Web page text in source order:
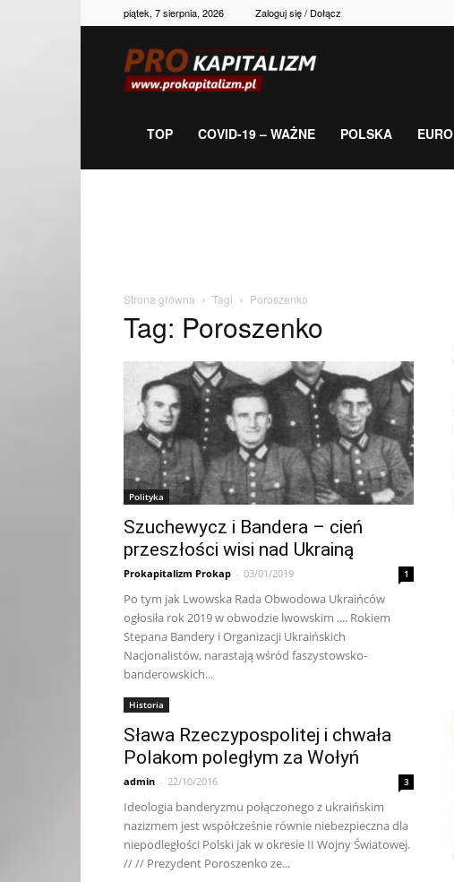
piątek, 7 sierpnia, 2026 Zaloguj się / Dołącz
gospodarka,
TOP COVID-19 – WAŻNE POLSKA
Strona główna Tagi Poroszenko
Tag: Poroszenko
Polityka
Szuchewycz i Bandera – cień
przeszłości wisi nad Ukrainą
Prokapitalizm Prokap - 03/01/2019 1
Po tym jak Lwowska Rada Obwodowa Ukraińców
ogłosiła rok 2019 w obwodzie lwowskim .... Rokiem
Stepana Bandery i Organizacji Ukraińskich
Nacjonalistów, narastają wśród faszystowsko-
banderowskich...
Historia
Sława Rzeczypospolitej i chwała
Polakom poległym za Wołyń
admin - 22/10/2016 3
Ideologia banderyzmu połączonego z ukraińskim
nazizmem jest współcześnie równie niebezpieczna dla
niepodległości Polski jak w okresie II Wojny Światowej.
// // Prezydent Poroszenko ze...